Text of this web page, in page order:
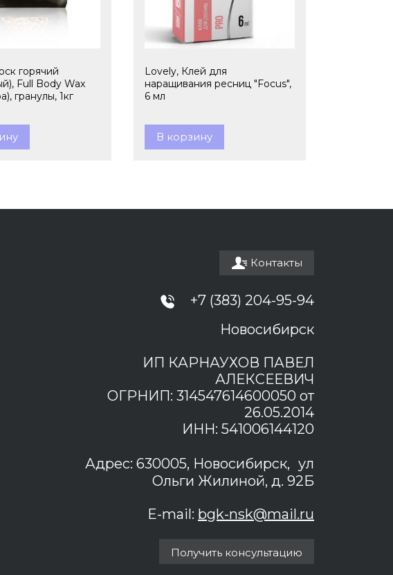
горячий
Full Body Wax
гранулы, 1кг
Lovely, Клей для
наращивания ресниц "Focus",
6 мл
В корзину
Контакты
+7 (383) 204-95-94
Новосибирск
ИП КАРНАУХОВ ПАВЕЛ
АЛЕКСЕЕВИЧ
ОГРНИП: 314547614600050 от
26.05.2014
ИНН: 541006144120
Адрес: 630005, Новосибирск, ул
Ольги Жилиной, д. 92Б
E-mail: bgk-nsk@mail.ru
Получить консультацию